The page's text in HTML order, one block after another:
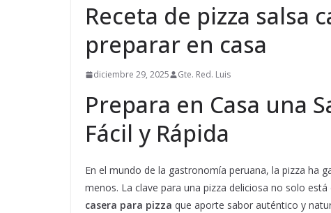
Receta de pizza salsa
preparar en casa
diciembre 29, 2025 Gte. Red. Luis
Prepara en Casa una
Fácil y Rápida
En el mundo de la gastronomía peruana, la pizza ha
menos. La clave para una pizza deliciosa no solo
casera para pizza que aporte sabor auténtico y